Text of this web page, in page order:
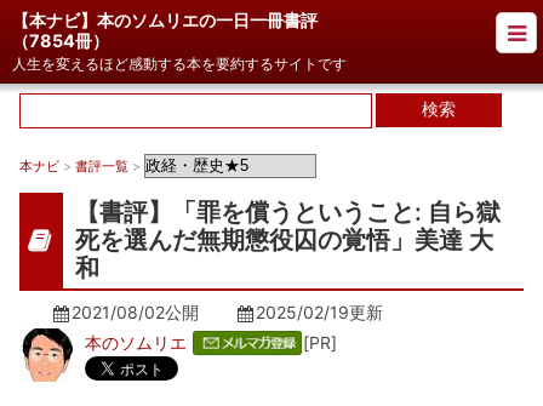
【本ナビ】本のソムリエの一日一冊書評
（7854冊）
人生を変えるほど感動する本を要約するサイトです
本ナビ > 書評一覧 >
【書評】「罪を償うということ: 自ら獄
死を選んだ無期懲役囚の覚悟」美達 大
和
2021/08/02公開 2025/02/19更新
本のソムリエ
[PR]